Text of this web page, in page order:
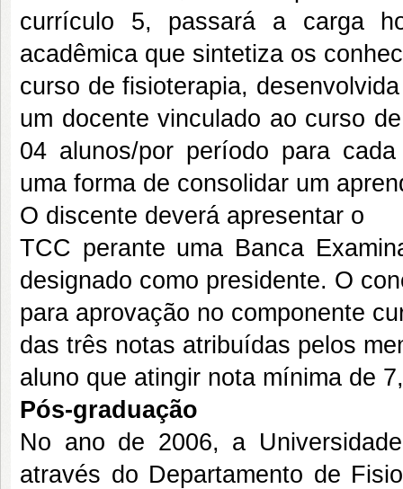
currículo 5, passará a carga
acadêmica que sintetiza os
curso de fisioterapia,
um docente vinculado ao curso
04 alunos/por período para
uma forma de consolidar um
O discente deverá apresentar o
TCC perante uma Banca
designado como presidente. O
para aprovação no componente
das três notas atribuídas pelos
aluno que atingir nota mínima de
Pós-graduação
No ano de 2006, a
através do Departamento de